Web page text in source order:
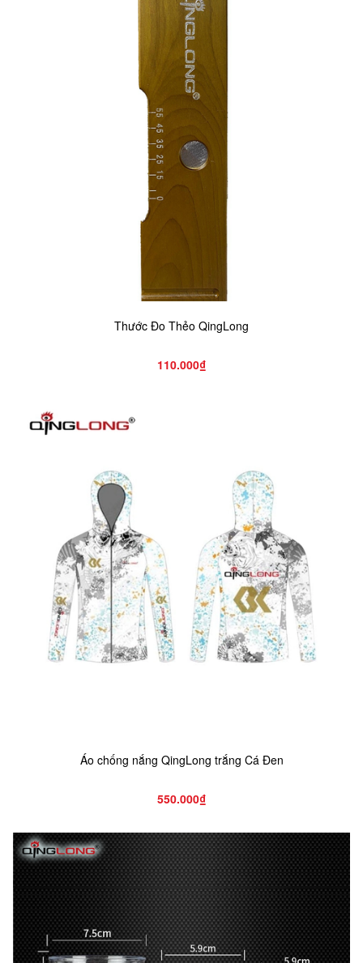
Thước Đo Thẻo QingLong
110.000₫
Áo chống nắng QingLong trắng Cá Đen
550.000₫